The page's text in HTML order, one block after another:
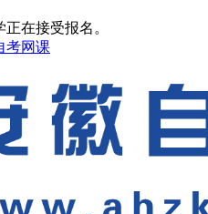
在接受报名。
考网课